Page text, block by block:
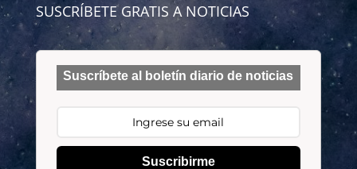
SUSCRÍBETE GRATIS A NOTICIAS
Suscríbete al boletín diario de noticias
Suscribirme